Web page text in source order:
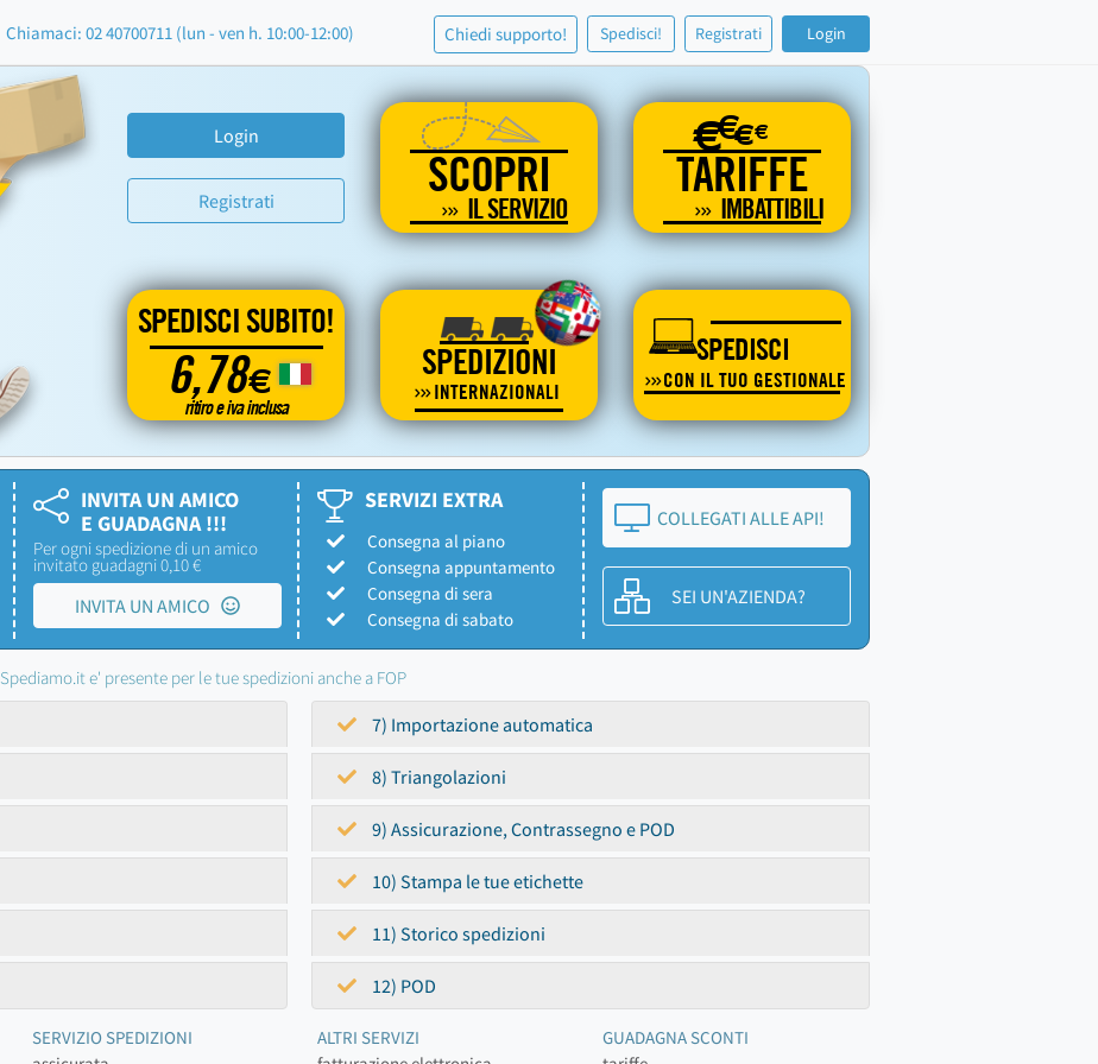
Chiamaci: 02 40700711 (lun - ven h. 10:00-12:00) Chiedi supporto! Spedisci! Registrati Login
Login
Registrati SCOPRI
IL SERVIZIO
€€€€
TARIFFE
IMBATTIBILI
SPEDISCI SUBITO!
6,78€
ritiro e iva inclusa
SPEDIZIONI
INTERNAZIONALI
SPEDISCI
CON IL TUO GESTIONALE
INVITA UN AMICO
E GUADAGNA !!!
Per ogni spedizione di un amico
invitato guadagni 0,10 €
INVITA UN AMICO
SERVIZI EXTRA
Consegna al piano
Consegna appuntamento
Consegna di sera
Consegna di sabato
COLLEGATI ALLE API!
SEI UN'AZIENDA?
Spediamo.it e' presente per le tue spedizioni anche a FOP
7) Importazione automatica
8) Triangolazioni
9) Assicurazione, Contrassegno e POD
10) Stampa le tue etichette
11) Storico spedizioni
12) POD
SERVIZIO SPEDIZIONI
ALTRI SERVIZI
GUADAGNA SCONTI